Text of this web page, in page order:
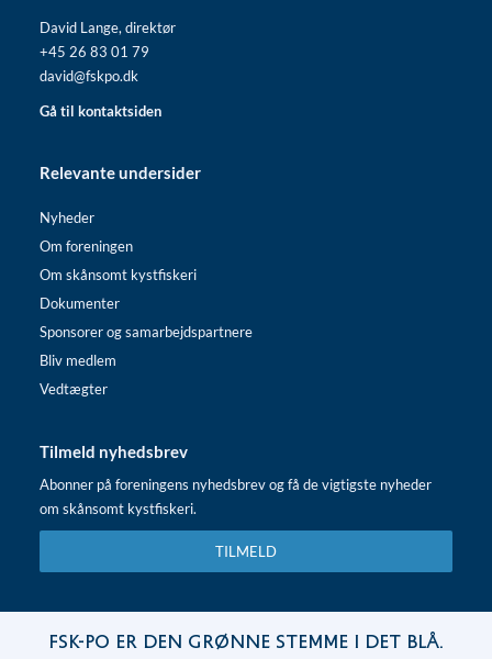
David Lange, direktør
+45 26 83 01 79
david@fskpo.dk
Gå til kontaktsiden
Relevante undersider
Nyheder
Om foreningen
Om skånsomt kystfiskeri
Dokumenter
Sponsorer og samarbejdspartnere
Bliv medlem
Vedtægter
Tilmeld nyhedsbrev
Abonner på foreningens nyhedsbrev og få de vigtigste nyheder
om skånsomt kystfiskeri.
TILMELD
FSK-PO er den grønne stemme i det blå.